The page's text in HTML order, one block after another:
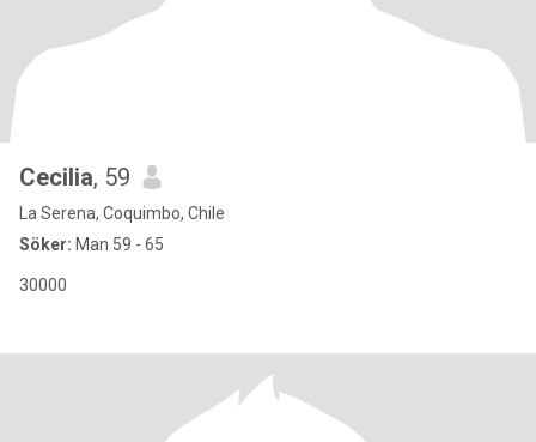
Cecilia, 59
La Serena, Coquimbo, Chile
Söker: Man 59 - 65
30000